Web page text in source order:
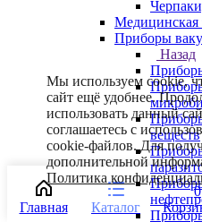
Медицинская
Приборы
Назад
веществ
Главная Каталог
0
Мы используем cookie,
сайт ещё удобнее.
использовать данный
соглашаетесь с
cookie-файлов. Для
дополнительной
Политика